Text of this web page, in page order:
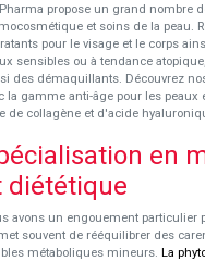
propose un grand nombre
et soins de la peau.
pour le visage et le corps
sensibles ou à tendance
des démaquillants. Découvrez
la gamme anti-âge pour les peaux
de collagène et d'acide
en
diététique
avons un engouement particulier
souvent de rééquilibrer des
métaboliques mineurs. La